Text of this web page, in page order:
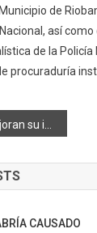
de
así
de la
procuraduría
CAUSADO